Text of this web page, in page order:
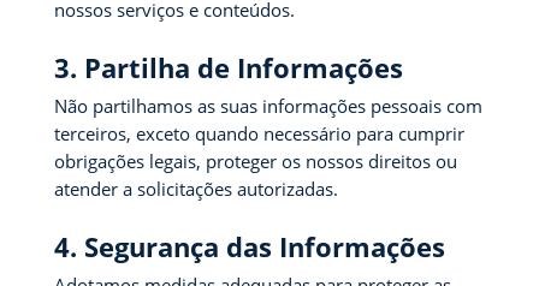
nossos serviços e conteúdos.
3. Partilha de Informações
Não partilhamos as suas informações pessoais com
terceiros, exceto quando necessário para cumprir
obrigações legais, proteger os nossos direitos ou
atender a solicitações autorizadas.
4. Segurança das Informações